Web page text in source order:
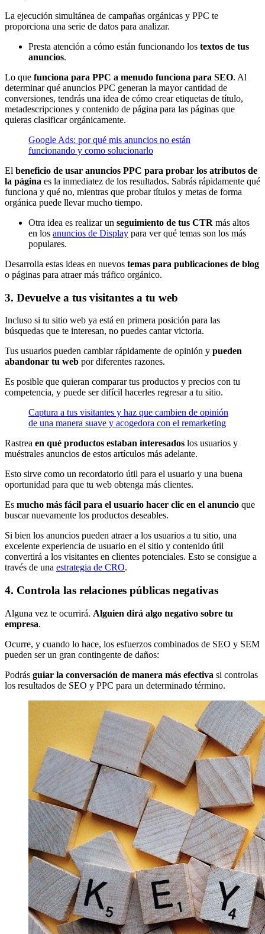
La ejecución simultánea de campañas orgánicas y PPC te
proporciona una serie de datos para analizar.
Presta atención a cómo están funcionando los textos de tus
anuncios.
Lo que funciona para PPC a menudo funciona para SEO. Al
determinar qué anuncios PPC generan la mayor cantidad de
conversiones, tendrás una idea de cómo crear etiquetas de título,
metadescripciones y contenido de página para las páginas que
quieras clasificar orgánicamente.
Google Ads: por qué mis anuncios no están
funcionando y como solucionarlo
El beneficio de usar anuncios PPC para probar los atributos de
la página es la inmediatez de los resultados. Sabrás rápidamente qué
funciona y qué no, mientras que probar títulos y metas de forma
orgánica puede llevar mucho tiempo.
Otra idea es realizar un seguimiento de tus CTR más altos
en los anuncios de Display para ver qué temas son los más
populares.
Desarrolla estas ideas en nuevos temas para publicaciones de blog
o páginas para atraer más tráfico orgánico.
3. Devuelve a tus visitantes a tu web
Incluso si tu sitio web ya está en primera posición para las
búsquedas que te interesan, no puedes cantar victoria.
Tus usuarios pueden cambiar rápidamente de opinión y pueden
abandonar tu web por diferentes razones.
Es posible que quieran comparar tus productos y precios con tu
competencia, y puede ser difícil hacerles regresar a tu sitio.
Captura a tus visitantes y haz que cambien de opinión
de una manera suave y acogedora con el remarketing
Rastrea en qué productos estaban interesados ​​los usuarios y
muéstrales anuncios de estos artículos más adelante.
Esto sirve como un recordatorio útil para el usuario y una buena
oportunidad para que tu web obtenga más clientes.
Es mucho más fácil para el usuario hacer clic en el anuncio que
buscar nuevamente los productos deseables.
Si bien los anuncios pueden atraer a los usuarios a tu sitio, una
excelente experiencia de usuario en el sitio y contenido útil
convertirá a los visitantes en clientes potenciales. Esto se consigue a
través de una estrategia de CRO.
4. Controla las relaciones públicas negativas
Alguna vez te ocurrirá. Alguien dirá algo negativo sobre tu
empresa.
Ocurre, y cuando lo hace, los esfuerzos combinados de SEO y SEM
pueden ser un gran contingente de daños:
Podrás guiar la conversación de manera más efectiva si controlas
los resultados de SEO y PPC para un determinado término.